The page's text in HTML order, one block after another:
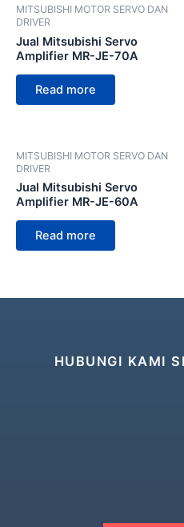
MITSUBISHI MOTOR SERVO DAN
DRIVER
Jual Mitsubishi Servo
Amplifier MR-JE-70A
Read more
MITSUBISHI MOTOR SERVO DAN
DRIVER
Jual Mitsubishi Servo
Amplifier MR-JE-60A
Read more
HUBUNGI KAMI